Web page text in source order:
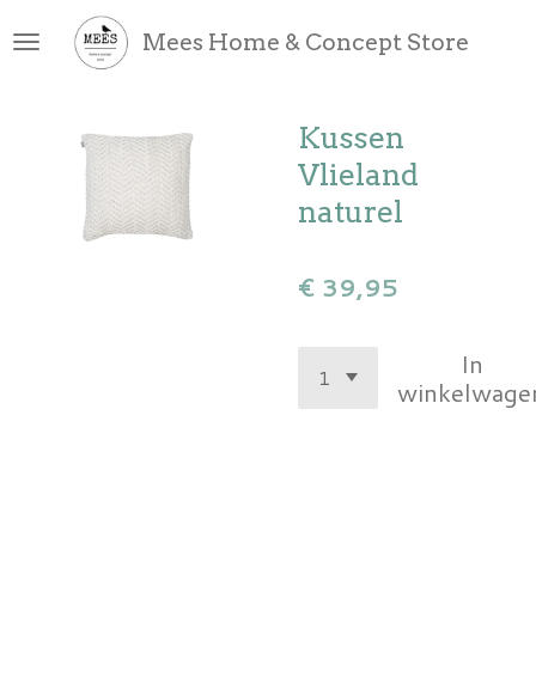
direct
hoofdinhoud
Mees Home & Concept Store
Kussen
Vlieland
naturel
€ 39,95
In